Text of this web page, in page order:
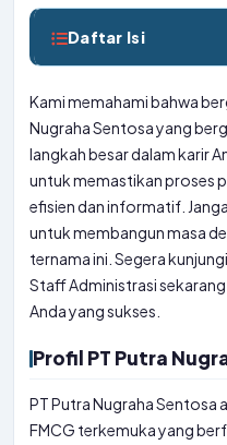
Daftar Isi
Kami memahami bahwa
Nugraha Sentosa yang
langkah besar dalam karir
untuk memastikan proses
efisien dan informatif.
untuk membangun masa
ternama ini. Segera
Staff Administrasi
Anda yang sukses.
Profil PT Putra
PT Putra Nugraha Sentosa
FMCG terkemuka yang